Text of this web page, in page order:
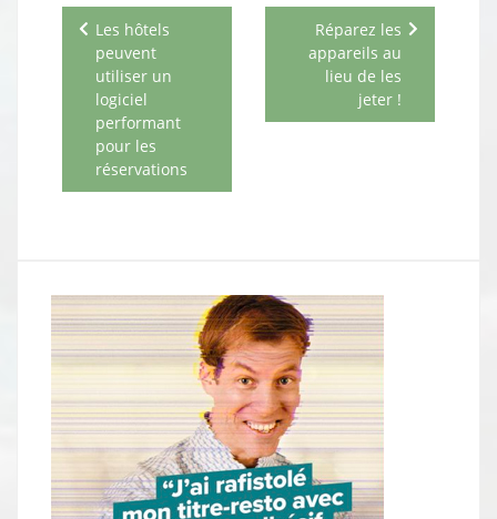
Navigation
l’article
Les hôtels
peuvent
utiliser un
logiciel
performant
pour les
réservations
Réparez les
appareils au
lieu de les
jeter !